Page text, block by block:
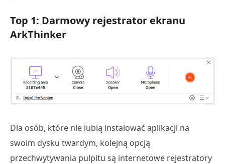
Top 1: Darmowy rejestrator ekranu
ArkThinker
Dla osób, które nie lubią instalować aplikacji na
swoim dysku twardym, kolejną opcją
przechwytywania pulpitu są internetowe rejestratory